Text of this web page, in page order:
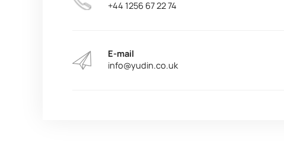
+44 1256 67 22 74
E-mail
info@yudin.co.uk